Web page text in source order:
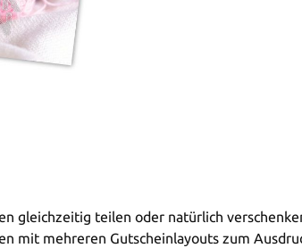
gleichzeitig teilen oder natürlich
mit mehreren Gutscheinlayouts zum